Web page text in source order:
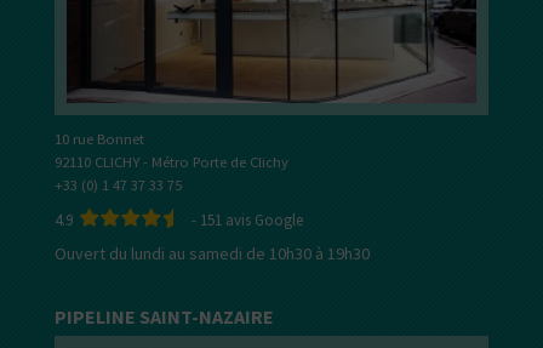
10 rue Bonnet
92110 CLICHY - Métro Porte de Clichy
+33 (0) 1 47 37 33 75
4.9 - 151 avis Google
Ouvert du lundi au samedi de 10h30 à 19h30
PIPELINE SAINT-NAZAIRE